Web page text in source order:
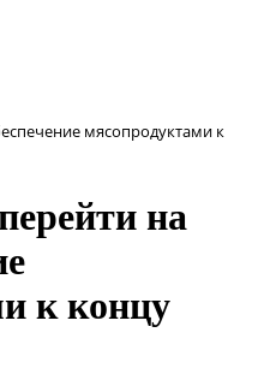
мясопродуктами к
на
к концу